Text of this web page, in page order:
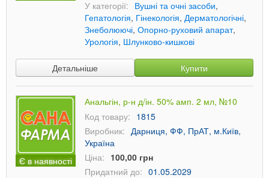
У категорії: Вушні та очні засоби,
Гепатологія, Гінекологія, Дерматологічні,
Знеболюючі, Опорно-руховий апарат,
Урологія, Шлунково-кишкові
Детальніше Купити
Є в наявності
Анальгін, р-н д/ін. 50% амп. 2 мл, №10
Код товару: 1815
Виробник: Дарниця, ФФ, ПрАТ, м.Київ,
Україна
Ціна: 100,00 грн
Придатний до: 01.05.2029